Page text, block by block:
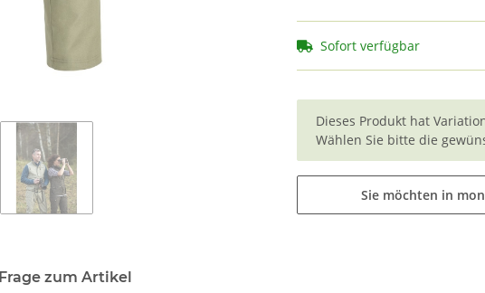
Sofort verfügbar
x
Dieses Produkt hat
Wählen Sie bitte die
Sie möchten in
Frage zum Artikel